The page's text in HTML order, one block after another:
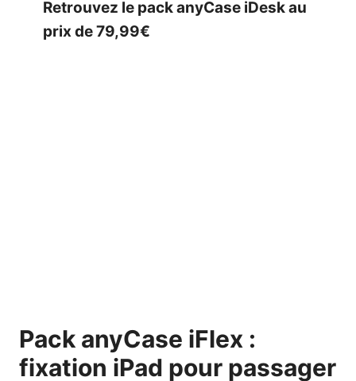
Retrouvez le pack anyCase iDesk au
prix de 79,99€
Pack anyCase iFlex :
fixation iPad pour passager